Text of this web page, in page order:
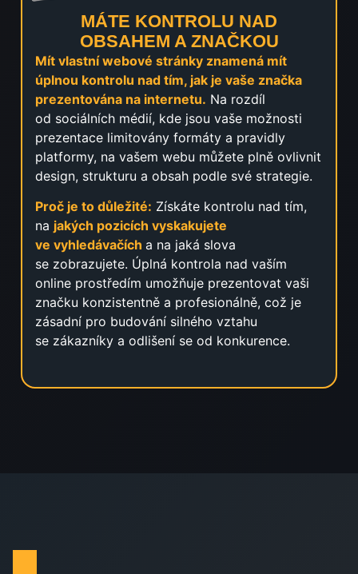
MÁTE KONTROLU NAD
OBSAHEM A ZNAČKOU
Mít vlastní webové stránky znamená mít
úplnou kontrolu nad tím, jak je vaše značka
prezentována na internetu. Na rozdíl
od sociálních médií, kde jsou vaše možnosti
prezentace limitovány formáty a pravidly
platformy, na vašem webu můžete plně ovlivnit
design, strukturu a obsah podle své strategie.
Proč je to důležité: Získáte kontrolu nad tím,
na jakých pozicích vyskakujete
ve vyhledávačích a na jaká slova
se zobrazujete. Úplná kontrola nad vaším
online prostředím umožňuje prezentovat vaši
značku konzistentně a profesionálně, což je
zásadní pro budování silného vztahu
se zákazníky a odlišení se od konkurence.